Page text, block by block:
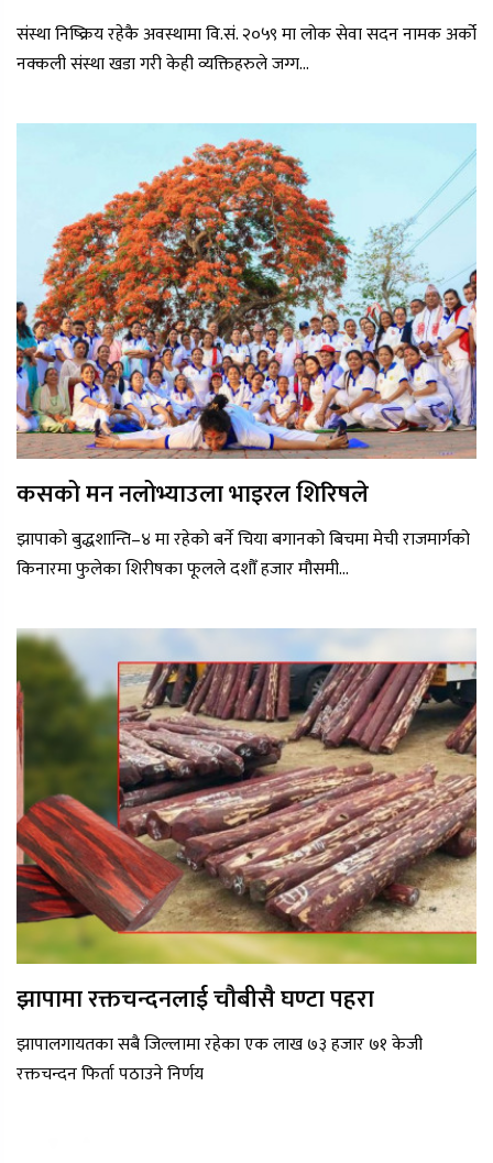
संस्था निष्क्रिय रहेकै अवस्थामा वि.सं. २०५९ मा लोक सेवा सदन नामक अर्को
नक्कली संस्था खडा गरी केही व्यक्तिहरुले जग्ग...
कसको मन नलोभ्याउला भाइरल शिरिषले
झापाको बुद्धशान्ति–४ मा रहेको बर्ने चिया बगानको बिचमा मेची राजमार्गको
किनारमा फुलेका शिरीषका फूलले दशौँ हजार मौसमी...
झापामा रक्तचन्दनलाई चौबीसै घण्टा पहरा
झापालगायतका सबै जिल्लामा रहेका एक लाख ७३ हजार ७१ केजी
रक्तचन्दन फिर्ता पठाउने निर्णय